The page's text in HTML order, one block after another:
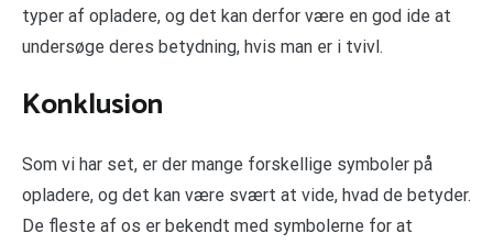
typer af opladere, og det kan derfor være en god ide at
undersøge deres betydning, hvis man er i tvivl.
Konklusion
Som vi har set, er der mange forskellige symboler på
opladere, og det kan være svært at vide, hvad de betyder.
De fleste af os er bekendt med symbolerne for at